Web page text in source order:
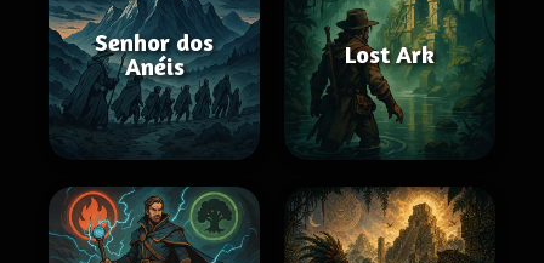
Senhor dos
Anéis
Lost Ark